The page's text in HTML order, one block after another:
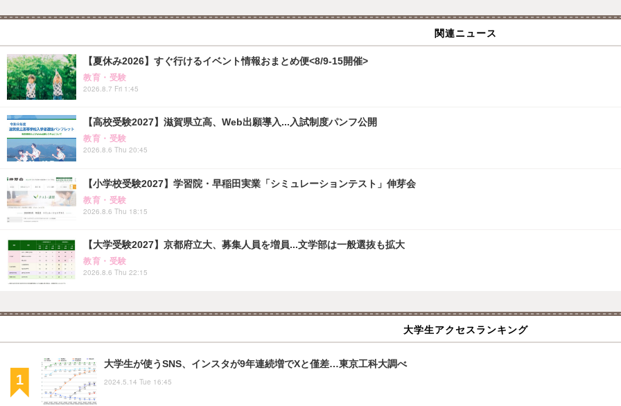
関連ニュース
【夏休み2026】すぐ行けるイベント情報おまとめ便<8/9-15開催>
教育・受験
2026.8.7 Fri 1:45
【高校受験2027】滋賀県立高、Web出願導入...入試制度パンフ公開
教育・受験
2026.8.6 Thu 20:45
【小学校受験2027】学習院・早稲田実業「シミュレーションテスト」伸芽会
教育・受験
2026.8.6 Thu 18:15
【大学受験2027】京都府立大、募集人員を増員...文学部は一般選抜も拡大
教育・受験
2026.8.6 Thu 22:15
大学生アクセスランキング
大学生が使うSNS、インスタが9年連続増でXと僅差…東京工科大調べ
2024.5.14 Tue 16:45